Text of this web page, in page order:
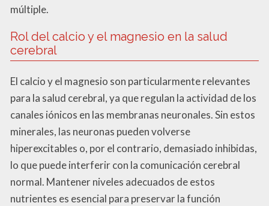
múltiple.
Rol del calcio y el magnesio en la salud
cerebral
El calcio y el magnesio son particularmente relevantes
para la salud cerebral, ya que regulan la actividad de los
canales iónicos en las membranas neuronales. Sin estos
minerales, las neuronas pueden volverse
hiperexcitables o, por el contrario, demasiado inhibidas,
lo que puede interferir con la comunicación cerebral
normal. Mantener niveles adecuados de estos
nutrientes es esencial para preservar la función